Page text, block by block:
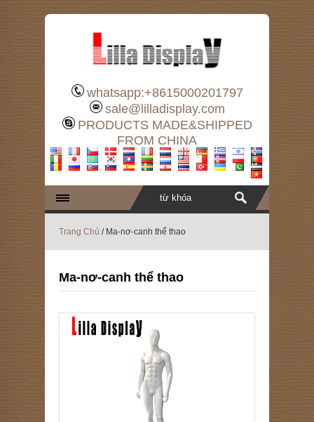
whatsapp:+8615000201797
sale@lilladisplay.com
PRODUCTS MADE&SHIPPED
FROM CHINA
Trang Chủ / Ma-nơ-canh thể thao
Ma-nơ-canh thể thao